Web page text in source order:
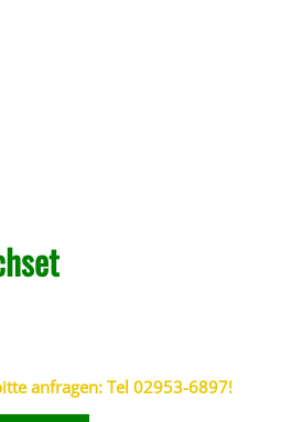
anfragen: Tel 02953-6897!